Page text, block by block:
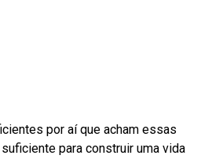
por aí que acham essas
para construir uma vida